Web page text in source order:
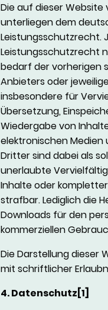
Die auf dieser
unterliegen dem
Leistungsschutzrecht.
Leistungsschutzrecht
bedarf der vorherigen
Anbieters oder
insbesondere für
Übersetzung,
Wiedergabe von
elektronischen Medien
Dritter sind dabei als
unerlaubte
Inhalte oder
strafbar. Lediglich die
Downloads für den
kommerziellen
Die Darstellung dieser
mit schriftlicher
4. Datenschutz[1]